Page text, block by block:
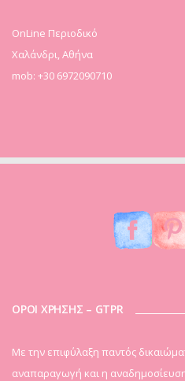
OnLine Περιοδικό
Χαλάνδρι, Αθήνα
mob: +30 6972090710
ΟΡΟΙ ΧΡΗΣΗΣ – GTPR
Mε την επιφύλαξη παντός
αναπαραγωγή και η